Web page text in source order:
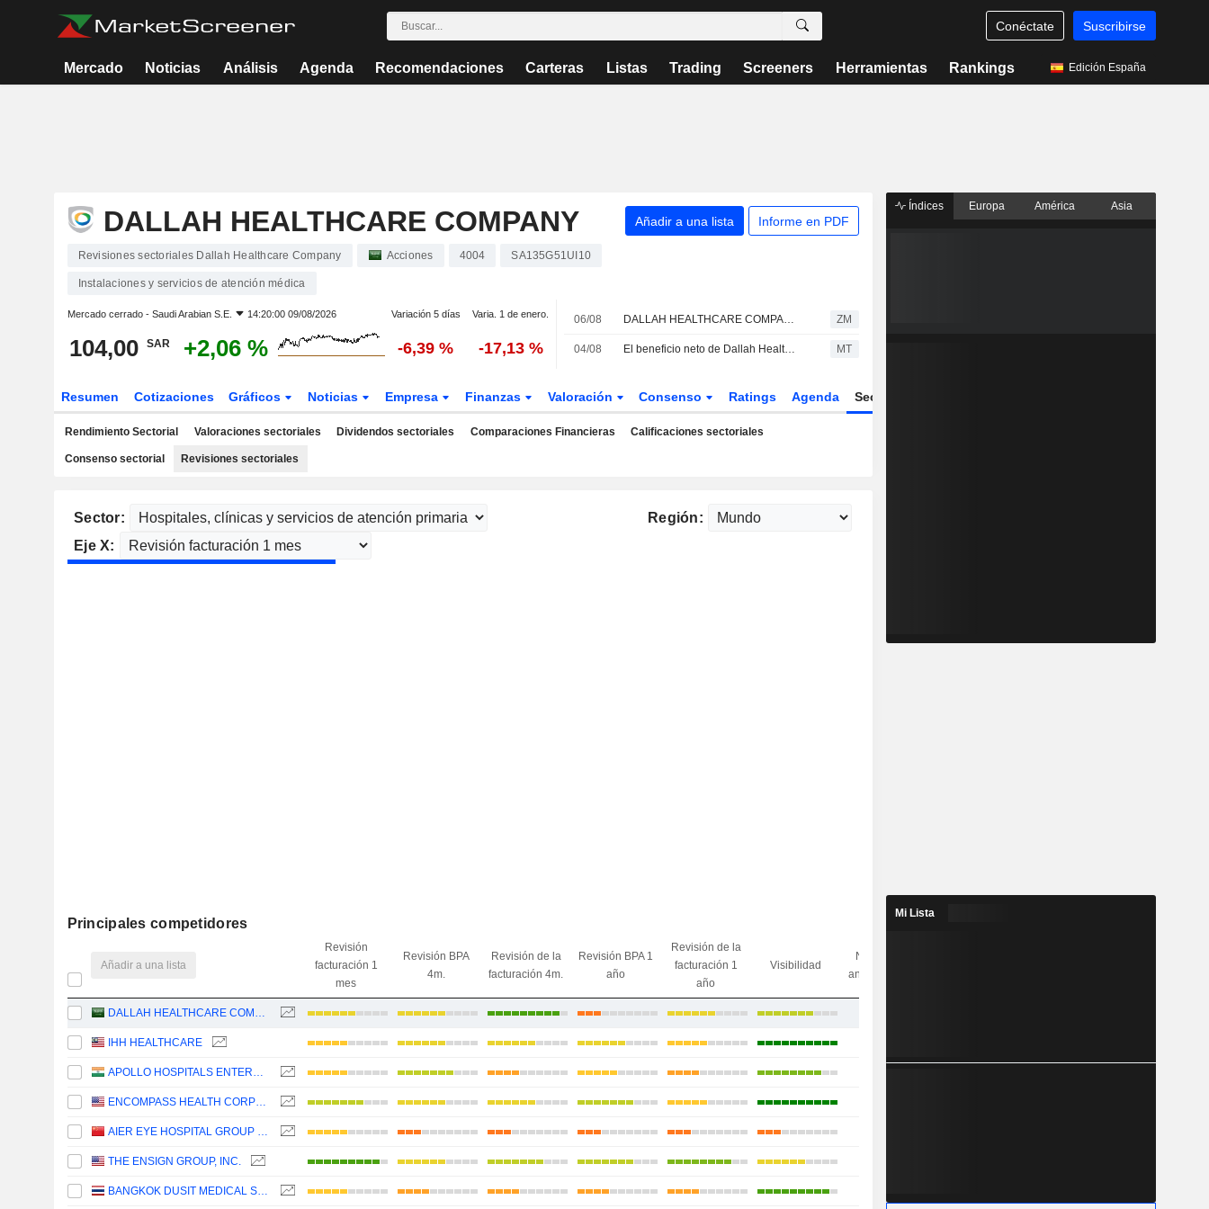
Conéctate Suscribirse
Mercado Noticias Análisis Agenda Recomendaciones Carteras Listas Trading Screeners Herramientas Rankings Edición España
DALLAH HEALTHCARE COMPANY Añadir a una lista Informe en PDF
Revisiones sectoriales Dallah Healthcare Company Acciones 4004 SA135G51UI10
Instalaciones y servicios de atención médica
Mercado cerrado - Saudi Arabian S.E. 14:20:00 09/08/2026 Variación 5 días Varia. 1 de enero.
104,00 SAR +2,06 % -6,39 % -17,13 %
06/08 DALLAH HEALTHCARE COMPANY : AlphaMena mantiene su recomendación de compra ZM
04/08 El beneficio neto de Dallah Healthcare cae en el primer semestre pese al aumento de los ingresos MT
Resumen Cotizaciones Gráficos Noticias Empresa Finanzas Valoración Consenso Ratings Agenda Sector
Rendimiento Sectorial Valoraciones sectoriales Dividendos sectoriales Comparaciones Financieras Calificaciones sectoriales
Consenso sectorial Revisiones sectoriales
Sector:
Región:
Eje X:
Principales competidores
Añadir a una lista
Revisión
facturación 1
mes
Revisión BPA
4m.
Revisión de la
facturación 4m.
Revisión BPA 1
año
Revisión de la
facturación 1
año
Visibilidad
N.º de
analistas
DALLAH HEALTHCARE COMPANY
IHH HEALTHCARE
APOLLO HOSPITALS ENTERPRISE LIMITED
ENCOMPASS HEALTH CORPORATION
AIER EYE HOSPITAL GROUP CO., LTD.
THE ENSIGN GROUP, INC.
BANGKOK DUSIT MEDICAL SERVICES
Índices Europa América Asia
Mi Lista